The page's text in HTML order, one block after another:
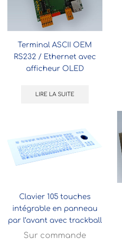
Terminal ASCII OEM
RS232 / Ethernet avec
afficheur OLED
LIRE LA SUITE
Clavier 105 touches
intégrable en panneau
par l’avant avec trackball
38mm
Sur commande